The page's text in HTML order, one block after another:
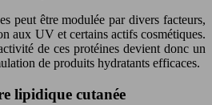
peut être modulée par divers facteurs,
aux UV et certains actifs cosmétiques.
de ces protéines devient donc un
de produits hydratants efficaces.
lipidique cutanée